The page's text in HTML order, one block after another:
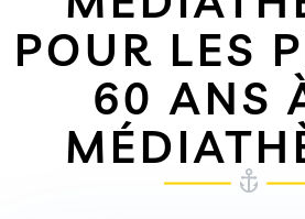
POUR LES
60 ANS